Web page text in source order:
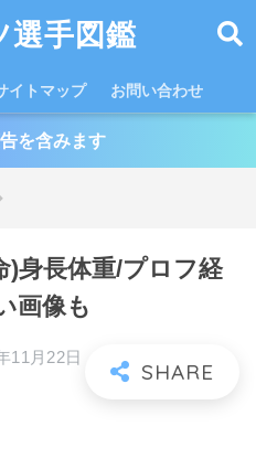
選手図鑑
イトマップ お問い合わせ
を含みます
)身長体重/プロフ経
画像も
11月22日